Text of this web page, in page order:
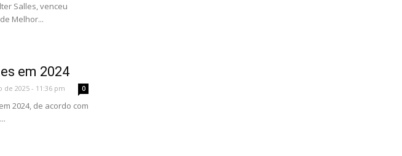
Salles, venceu
Melhor...
em 2024
2025 - 11:36 pm 0
2024, de acordo com